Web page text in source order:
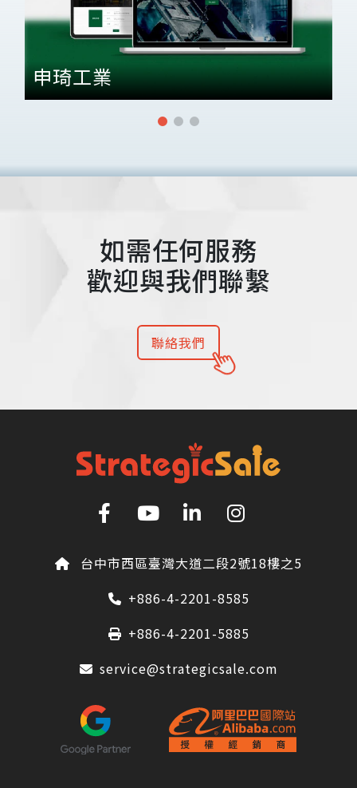
申琦工業
如需任何服務
歡迎與我們聯繫
聯絡我們
台中市西區臺灣大道二段2號18樓之5
+886-4-2201-8585
+886-4-2201-5885
service@strategicsale.com